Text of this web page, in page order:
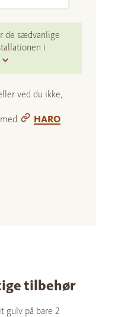
de sædvanlige
i
ved du ikke,
HARO
tilbehør
gulv på bare 2